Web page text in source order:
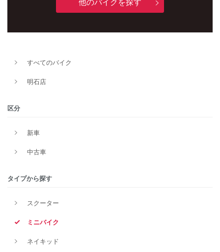
すべてのバイク
明石店
区分
新車
中古車
タイプから探す
スクーター
ミニバイク
ネイキッド
新車
タイプ
価格